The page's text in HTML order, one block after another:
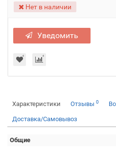
Нет в наличии
Уведомить
Характеристики Отзывы 0
Доставка/Самовывоз
Общие